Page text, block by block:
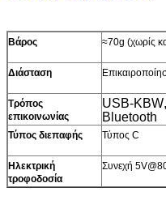
Βάρος ≈70g (χωρίς
Διάσταση
Τρόπος
επικοινωνίας
USB-KBW,
Bluetooth
Τύπος διεπαφής Τύπος C
Ηλεκτρική
τροφοδοσία
Συνεχή